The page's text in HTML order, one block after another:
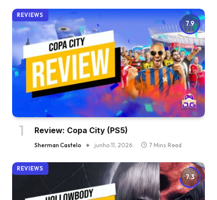
7.9
REVIEWS
Review: Copa City (PS5)
Sherman Castelo junho 11, 2026 7 Mins Read
7.3
REVIEWS